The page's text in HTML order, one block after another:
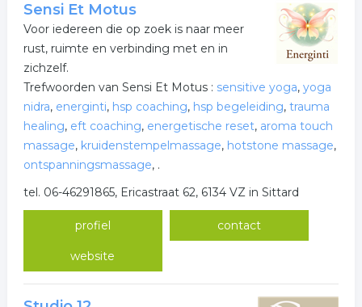
Sensi Et Motus
Voor iedereen die op zoek is naar meer
rust, ruimte en verbinding met en in
zichzelf.
Trefwoorden van Sensi Et Motus : sensitive yoga, yoga
nidra, energinti, hsp coaching, hsp begeleiding, trauma
healing, eft coaching, energetische reset, aroma touch
massage, kruidenstempelmassage, hotstone massage,
ontspanningsmassage, .
tel. 06-46291865, Ericastraat 62, 6134 VZ in Sittard
profiel contact
website